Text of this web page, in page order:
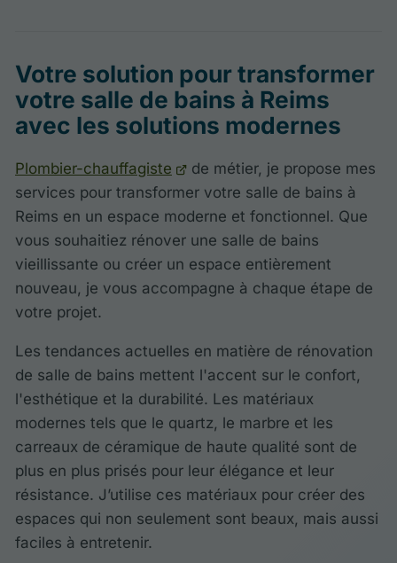
Votre solution pour transformer
votre salle de bains à Reims
avec les solutions modernes
Plombier-chauffagiste
de métier, je propose mes
services pour transformer votre salle de bains à
Reims en un espace moderne et fonctionnel. Que
vous souhaitiez rénover une salle de bains
vieillissante ou créer un espace entièrement
nouveau, je vous accompagne à chaque étape de
votre projet.
Les tendances actuelles en matière de rénovation
de salle de bains mettent l'accent sur le confort,
l'esthétique et la durabilité. Les matériaux
modernes tels que le quartz, le marbre et les
carreaux de céramique de haute qualité sont de
plus en plus prisés pour leur élégance et leur
résistance. J’utilise ces matériaux pour créer des
espaces qui non seulement sont beaux, mais aussi
faciles à entretenir.